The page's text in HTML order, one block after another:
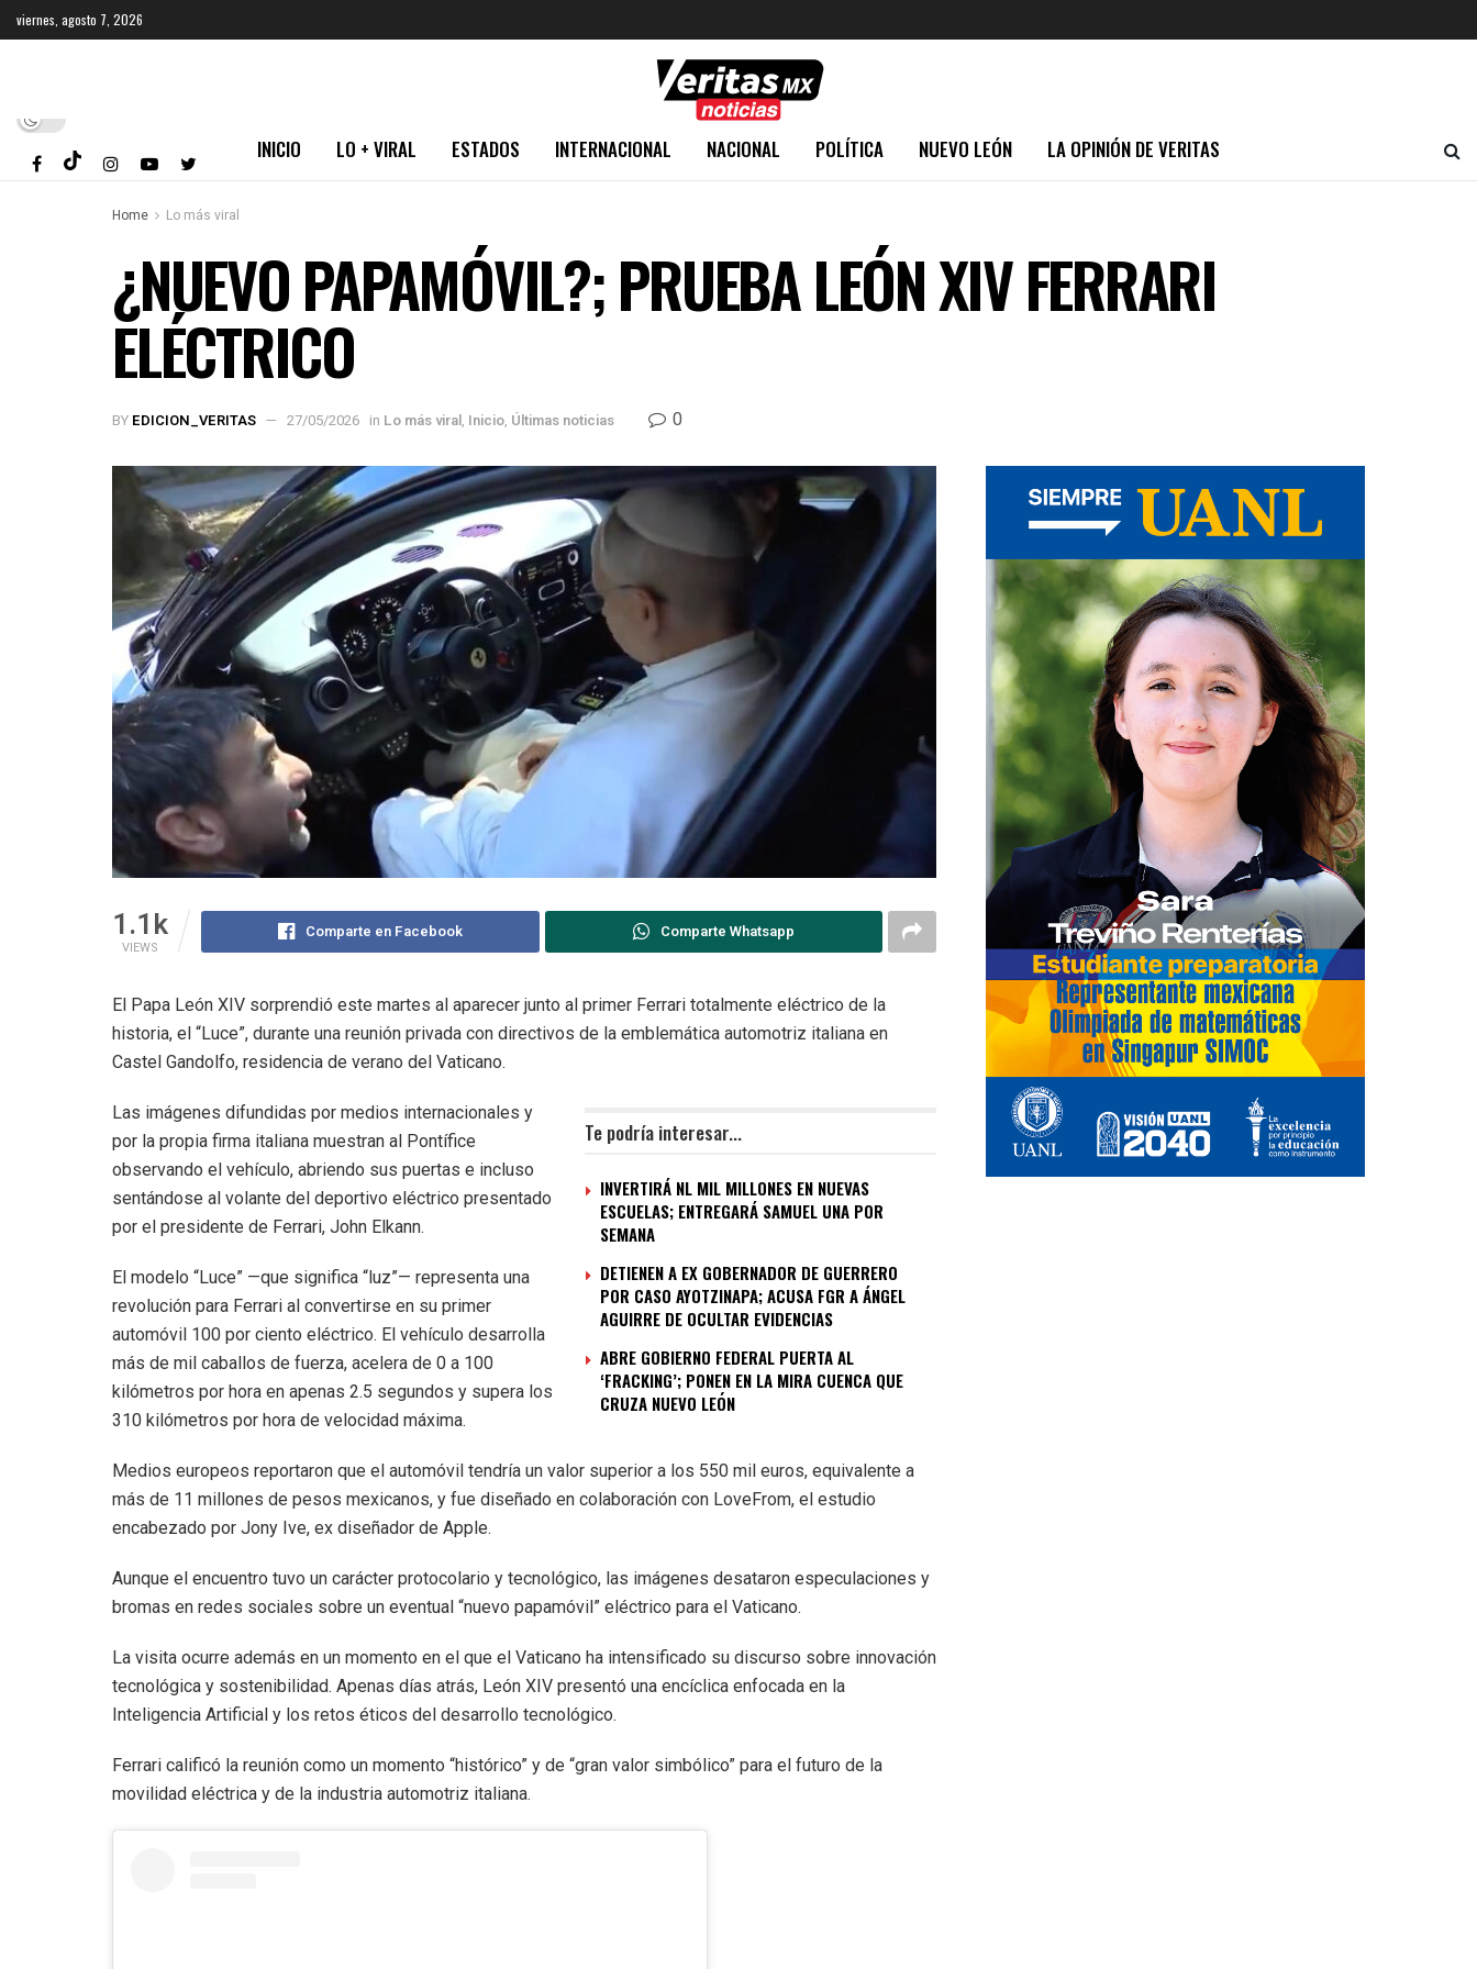
viernes, agosto 7, 2026
INICIO LO + VIRAL ESTADOS INTERNACIONAL NACIONAL POLÍTICA NUEVO LEÓN LA OPINIÓN DE VERITAS
Home Lo más viral
¿NUEVO PAPAMÓVIL?; PRUEBA LEÓN XIV FERRARI
ELÉCTRICO
BY EDICION_VERITAS 27/05/2026 in Lo más viral, Inicio, Últimas noticias 0
1.1k
VIEWS
Comparte en Facebook Comparte Whatsapp
El Papa León XIV sorprendió este martes al aparecer junto al primer Ferrari totalmente eléctrico de la
historia, el “Luce”, durante una reunión privada con directivos de la emblemática automotriz italiana en
Castel Gandolfo, residencia de verano del Vaticano.
Te podría interesar...
INVERTIRÁ NL MIL MILLONES EN NUEVAS
ESCUELAS; ENTREGARÁ SAMUEL UNA POR
SEMANA
DETIENEN A EX GOBERNADOR DE GUERRERO
POR CASO AYOTZINAPA; ACUSA FGR A ÁNGEL
AGUIRRE DE OCULTAR EVIDENCIAS
ABRE GOBIERNO FEDERAL PUERTA AL
‘FRACKING’; PONEN EN LA MIRA CUENCA QUE
CRUZA NUEVO LEÓN
Las imágenes difundidas por medios internacionales y
por la propia firma italiana muestran al Pontífice
observando el vehículo, abriendo sus puertas e incluso
sentándose al volante del deportivo eléctrico presentado
por el presidente de Ferrari, John Elkann.
El modelo “Luce” —que significa “luz”— representa una
revolución para Ferrari al convertirse en su primer
automóvil 100 por ciento eléctrico. El vehículo desarrolla
más de mil caballos de fuerza, acelera de 0 a 100
kilómetros por hora en apenas 2.5 segundos y supera los
310 kilómetros por hora de velocidad máxima.
Medios europeos reportaron que el automóvil tendría un valor superior a los 550 mil euros, equivalente a
más de 11 millones de pesos mexicanos, y fue diseñado en colaboración con LoveFrom, el estudio
encabezado por Jony Ive, ex diseñador de Apple.
Aunque el encuentro tuvo un carácter protocolario y tecnológico, las imágenes desataron especulaciones y
bromas en redes sociales sobre un eventual “nuevo papamóvil” eléctrico para el Vaticano.
La visita ocurre además en un momento en el que el Vaticano ha intensificado su discurso sobre innovación
tecnológica y sostenibilidad. Apenas días atrás, León XIV presentó una encíclica enfocada en la
Inteligencia Artificial y los retos éticos del desarrollo tecnológico.
Ferrari calificó la reunión como un momento “histórico” y de “gran valor simbólico” para el futuro de la
movilidad eléctrica y de la industria automotriz italiana.